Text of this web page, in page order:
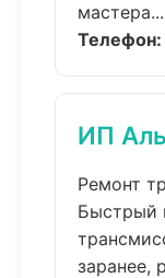
Телефон:
ИП
Ремонт
Быстрый
заранее,